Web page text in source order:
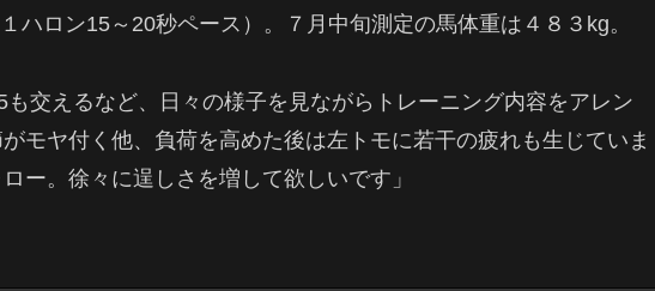
ハロン15～20秒ペース）。７月中旬測定の馬体重は４８３kg。
交えるなど、日々の様子を見ながらトレーニング内容をアレン
モヤ付く他、負荷を高めた後は左トモに若干の疲れも生じていま
ー。徐々に逞しさを増して欲しいです」